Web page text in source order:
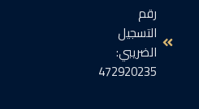
رقم
التسجيل
الضريبي:
472920235